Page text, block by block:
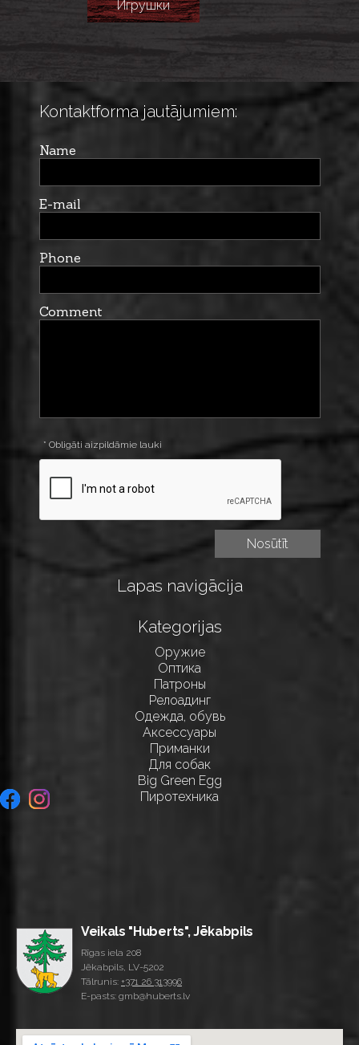
Игрушки
Kontaktforma jautājumiem:
Name
E-mail
Phone
Comment
* Obligāti aizpildāmie lauki
Lapas navigācija
Kategorijas
Оружие
Оптика
Патроны
Релоадинг
Одежда, обувь
Аксессуары
Приманки
Для собак
Big Green Egg
Пиротехника
Veikals "Huberts", Jēkabpils
Rīgas iela 208
Jēkabpils, LV-5202
Tālrunis: +371 26 313996
E-pasts: gmb@huberts.lv